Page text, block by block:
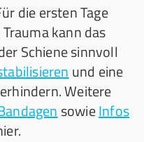
die ersten Tage
kann das
Schiene sinnvoll
und eine
Weitere
sowieInfos